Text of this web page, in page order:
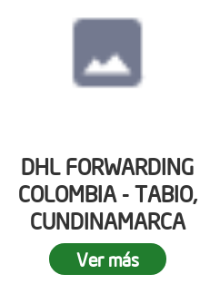
DHL FORWARDING
COLOMBIA - TABIO,
CUNDINAMARCA
Ver más